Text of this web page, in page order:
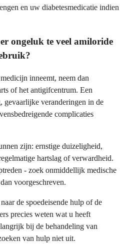
en uw diabetesmedicatie indien
ongeluk te veel amiloride
inneemt, neem dan
of het antigifcentrum. Een
gevaarlijke veranderingen in de
complicaties
zijn: ernstige duizeligheid,
hartslag of verwardheid.
- zoek onmiddellijk medische
voorgeschreven.
de spoedeisende hulp of de
precies weten wat u heeft
bij de behandeling van
van hulp niet uit.